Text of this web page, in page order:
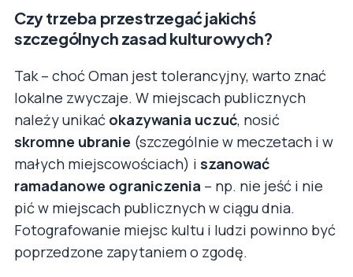
Czy trzeba przestrzegać jakichś
szczególnych zasad kulturowych?
Tak – choć Oman jest tolerancyjny, warto znać
lokalne zwyczaje. W miejscach publicznych
należy unikać okazywania uczuć, nosić
skromne ubranie (szczególnie w meczetach i w
małych miejscowościach) i szanować
ramadanowe ograniczenia – np. nie jeść i nie
pić w miejscach publicznych w ciągu dnia.
Fotografowanie miejsc kultu i ludzi powinno być
poprzedzone zapytaniem o zgodę.